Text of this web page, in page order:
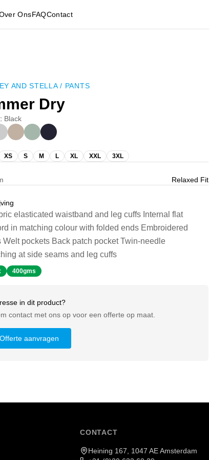
OnsFAQContact
AND STELLA/ PANTS
Dry
: Black
XS S M L XL XXL 3XL
Relaxed Fit
elasticated waistband and leg cuffs Internal flat
in matching colour with folded ends Embroidered
Welt pockets Back patch pocket Twin-needle
at side seams and leg cuffs
400gms
in dit product?
contact met ons op voor een offerte op maat.
Offerte aanvragen
CONTACT
Heining 167, 1047 AE Amsterdam